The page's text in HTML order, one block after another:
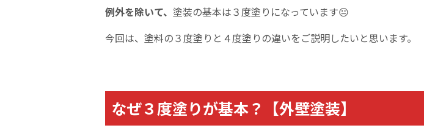
例外を除いて、 塗装の基本は３度塗りになっています😐
今回は、塗料の３度塗りと４度塗りの違いをご説明したいと思います。
なぜ３度塗りが基本？【外壁塗装】